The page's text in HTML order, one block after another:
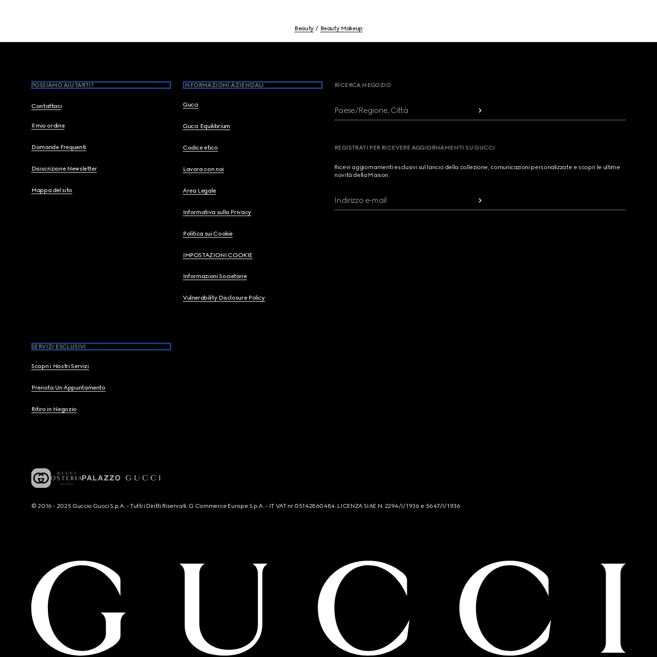
Beauty Beauty Makeup
POSSIAMO AIUTARTI?
Contattaci
Il mio ordine
Domande Frequenti
Disiscrizione Newsletter
Mappa del sito
INFORMAZIONI AZIENDALI
Gucci
Gucci Equilibrium
Codice etico
Lavora con noi
Area Legale
Informativa sulla Privacy
Politica sui Cookie
IMPOSTAZIONI COOKIE
Informazioni Societarie
Vulnerability Disclosure Policy
SERVIZI ESCLUSIVI
Scopri i Nostri Servizi
Prenota Un Appuntamento
Ritiro in Negozio
RICERCA NEGOZIO
Paese/Regione, Città
REGISTRATI PER RICEVERE AGGIORNAMENTI SU GUCCI
Ricevi aggiornamenti esclusivi sul lancio della collezione, comunicazioni personalizzate e scopri le ultime
novità della Maison.
Indirizzo e-mail
© 2016 - 2025 Guccio Gucci S.p.A. - Tutti i Diritti Riservati. G Commerce Europe S.p.A. - IT VAT nr 05142860484. LICENZA SIAE N. 2294/I/1936 e 5647/I/1936